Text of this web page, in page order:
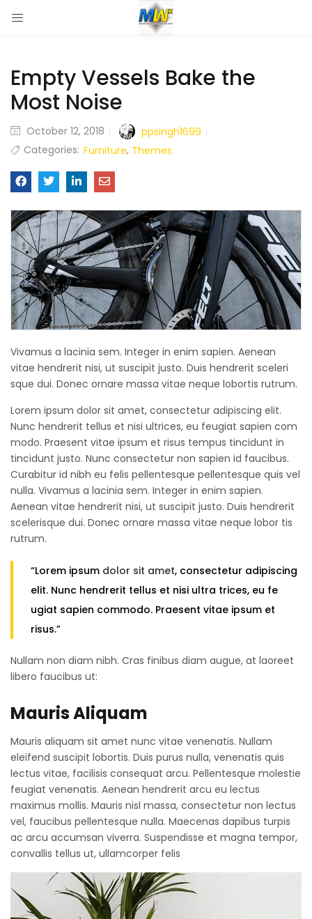
Empty Vessels Bake the
Most Noise
October 12, 2018
ppsingh1699
Categories: Furniture, Themes
Vivamus a lacinia sem. Integer in enim sapien. Aenean
vitae hendrerit nisi, ut suscipit justo. Duis hendrerit sceleri
sque dui. Donec ornare massa vitae neque lobortis rutrum.
Lorem ipsum dolor sit amet, consectetur adipiscing elit.
Nunc hendrerit tellus et nisi ultrices, eu feugiat sapien com
modo. Praesent vitae ipsum et risus tempus tincidunt in
tincidunt justo. Nunc consectetur non sapien id faucibus.
Curabitur id nibh eu felis pellentesque pellentesque quis vel
nulla. Vivamus a lacinia sem. Integer in enim sapien.
Aenean vitae hendrerit nisi, ut suscipit justo. Duis hendrerit
scelerisque dui. Donec ornare massa vitae neque lobor tis
rutrum.
“Lorem ipsum dolor sit amet, consectetur adipiscing
elit. Nunc hendrerit tellus et nisi ultra trices, eu fe
ugiat sapien commodo. Praesent vitae ipsum et
risus.”
Nullam non diam nibh. Cras finibus diam augue, at laoreet
libero faucibus ut:
Mauris Aliquam
Mauris aliquam sit amet nunc vitae venenatis. Nullam
eleifend suscipit lobortis. Duis purus nulla, venenatis quis
lectus vitae, facilisis consequat arcu. Pellentesque molestie
feugiat venenatis. Aenean hendrerit arcu eu lectus
maximus mollis. Mauris nisl massa, consectetur non lectus
vel, faucibus pellentesque nulla. Maecenas dapibus turpis
ac arcu accumsan viverra. Suspendisse et magna tempor,
convallis tellus ut, ullamcorper felis